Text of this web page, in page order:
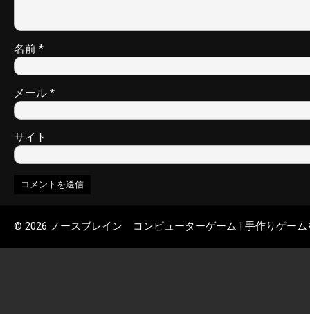
名前 *
メール *
サイト
© 2026 ノースブレイン コンピューターゲーム | 手作りゲーム